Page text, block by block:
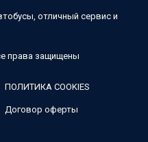
отличный сервис и
права защищены
ПОЛИТИКА COOKIES
Договор оферты